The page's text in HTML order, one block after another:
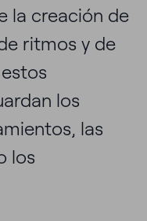
la creación de
ritmos y de
los
las
los